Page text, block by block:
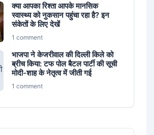
क्या आपका रिश्ता आपके मानसिक
स्वास्थ्य को नुकसान पहुंचा रहा है? इन
संकेतों के लिए देखें
1 comment
भाजपा ने केजरीवाल की दिल्ली किले को
ब्रीच किया: टफ पोल बैटल पार्टी की सूची
मोदी-शाह के नेतृत्व में जीती गई
1 comment